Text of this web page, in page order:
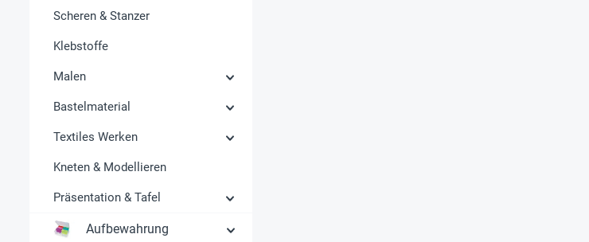
Scheren & Stanzer
Klebstoffe
Malen
Bastelmaterial
Textiles Werken
Kneten & Modellieren
Präsentation & Tafel
Aufbewahrung